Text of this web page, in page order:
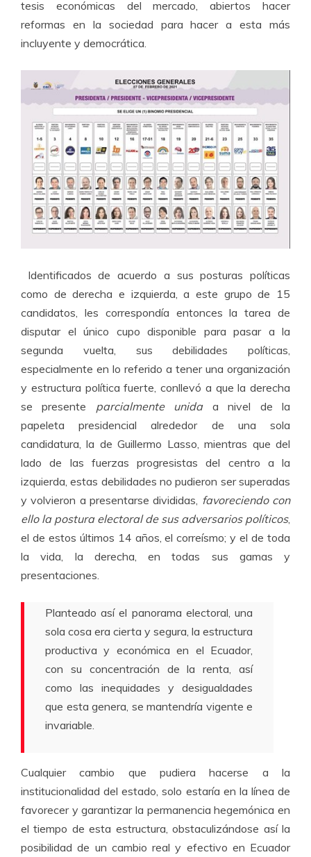
tesis económicas del mercado, abiertos hacer
reformas en la sociedad para hacer a esta más
incluyente y democrática.
Identificados de acuerdo a sus posturas políticas
como de derecha e izquierda, a este grupo de 15
candidatos, les correspondía entonces la tarea de
disputar el único cupo disponible para pasar a la
segunda vuelta, sus debilidades políticas,
especialmente en lo referido a tener una organización
y estructura política fuerte, conllevó a que la derecha
se presente parcialmente unidaa nivel de la
papeleta presidencial alrededor de una sola
candidatura, la de Guillermo Lasso, mientras que del
lado de las fuerzas progresistas del centro a la
izquierda, estas debilidades no pudieron ser superadas
y volvieron a presentarse divididas, favoreciendo con
ello la postura electoral de sus adversarios políticos,
el de estos últimos 14 años, el correísmo; y el de toda
la vida, la derecha, en todas sus gamas y
presentaciones.
Planteado así el panorama electoral, una
sola cosa era cierta y segura, la estructura
productiva y económica en el Ecuador,
con su concentración de la renta, así
como las inequidades y desigualdades
que esta genera, se mantendría vigente e
invariable.
Cualquier cambio que pudiera hacerse a la
institucionalidad del estado, solo estaría en la línea de
favorecer y garantizar la permanencia hegemónica en
el tiempo de esta estructura, obstaculizándose así la
posibilidad de un cambio real y efectivo en Ecuador